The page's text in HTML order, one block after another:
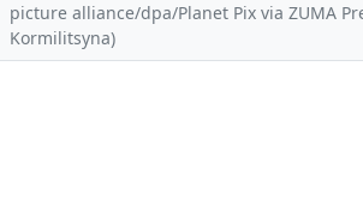
picture alliance/dpa/Planet Pix via ZUMA
Kormilitsyna)